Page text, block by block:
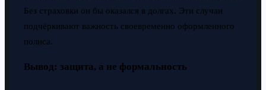
Без страховки он бы оказался в долгах. Эти случаи
подчёркивают важность своевременно оформленного
полиса.
Вывод: защита, а не формальность